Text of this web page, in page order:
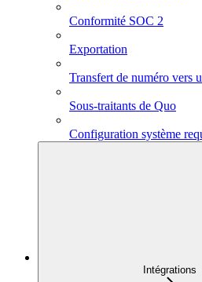
Conformité SOC 2
Exportation
Transfert de numéro vers
Sous-traitants de Quo
Configuration système
Intégrations